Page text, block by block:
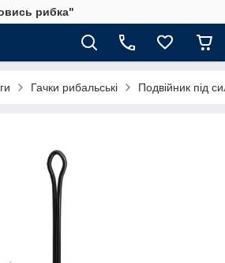
рибка"
Гачки рибальські Подвійник під